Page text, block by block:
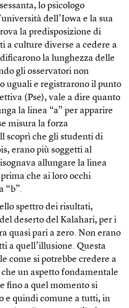
lo psicologo
dell’Iowa e la sua
la predisposizione di
a culture diverse a cedere a
la lunghezza delle
gli osservatori non
uguali e registrarono il punto
(Pse), vale a dire quanto
la linea “a” per apparire
misura la forza
scoprì che gli studenti di
erano più soggetti al
allungare la linea
che ai loro occhi
“b”.
spettro dei risultati,
deserto del Kalahari, per i
quasi pari a zero. Non erano
a quell’illusione. Questa
come si potrebbe credere a
un aspetto fondamentale
fino a quel momento si
e quindi comune a tutti, in